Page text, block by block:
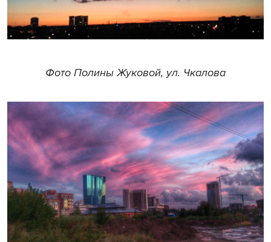
Фото Полины Жуковой, ул. Чкалова